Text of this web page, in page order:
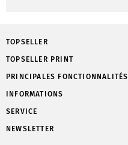
TOPSELLER
TOPSELLER PRINT
PRINCIPALES FONCTIONNALITÉS
INFORMATIONS
SERVICE
NEWSLETTER